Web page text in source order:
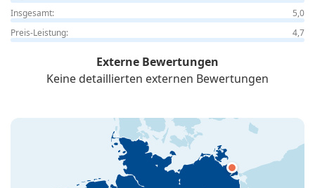
Insgesamt:
5,0
Preis-Leistung:
4,7
Externe Bewertungen
Keine detaillierten externen Bewertungen